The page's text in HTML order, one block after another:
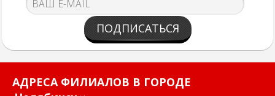
ПОДПИСАТЬСЯ
АДРЕСА ФИЛИАЛОВ В ГОРОДЕ